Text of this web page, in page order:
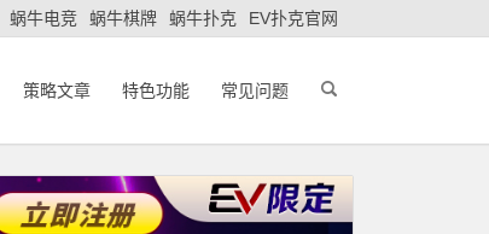
蜗牛电竞 蜗牛棋牌 蜗牛扑克 EV扑克官网
策略文章 特色功能 常见问题